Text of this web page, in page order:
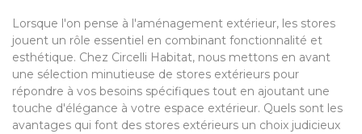
Lorsque l'on pense à l'aménagement extérieur, les stores
jouent un rôle essentiel en combinant fonctionnalité et
esthétique. Chez Circelli Habitat, nous mettons en avant
une sélection minutieuse de stores extérieurs pour
répondre à vos besoins spécifiques tout en ajoutant une
touche d'élégance à votre espace extérieur. Quels sont les
avantages qui font des stores extérieurs un choix judicieux